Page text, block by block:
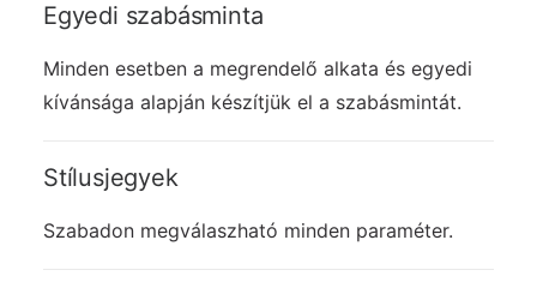
Egyedi szabásminta
Minden esetben a megrendelő alkata és egyedi
kívánsága alapján készítjük el a szabásmintát.
Stílusjegyek
Szabadon megválaszható minden paraméter.